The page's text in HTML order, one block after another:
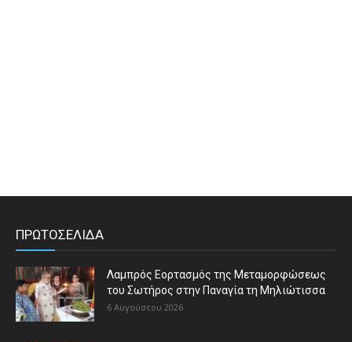
ΠΡΩΤΟΣΕΛΙΔΑ
Λαμπρός Εορτασμός της Μεταμορφώσεως
του Σωτήρος στην Παναγία τη Μηλιώτισσα
6 Αυγούστου 2026